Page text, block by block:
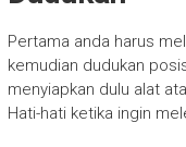
Pertama anda harus
kemudian dudukan
menyiapkan dulu alat
Hati-hati ketika ingin